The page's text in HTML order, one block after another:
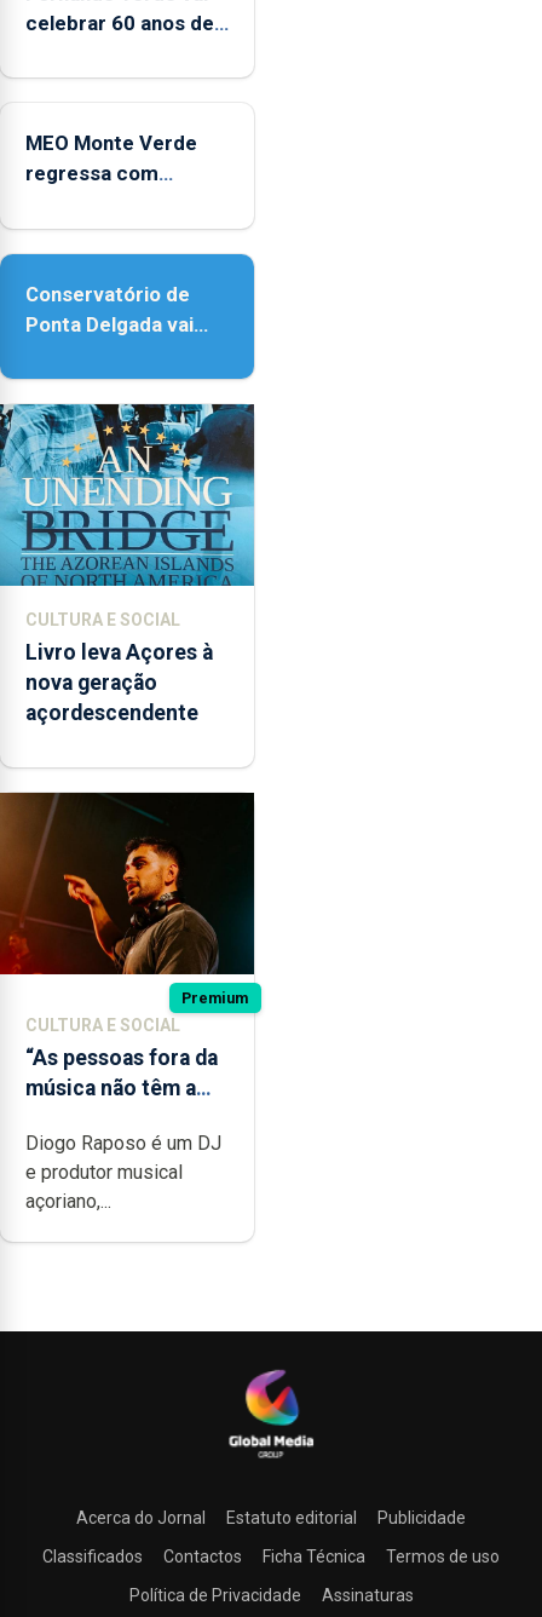
celebrar 60 anos de
Micaelense
MEO Monte Verde
regressa com
acessibilidade
Conservatório de
Ponta Delgada vai
instrumentos
CULTURA E SOCIAL
Livro leva Açores à
nova geração
açordescendente
Premium
CULTURA E SOCIAL
“As pessoas fora da
música não têm a
difícil é produzir
uma música”
Diogo Raposo é um DJ
e produtor musical
açoriano,...
Acerca do Jornal Estatuto editorial
Publicidade
Classificados
Contactos Ficha Técnica
Termos de uso
Política de Privacidade
Assinaturas